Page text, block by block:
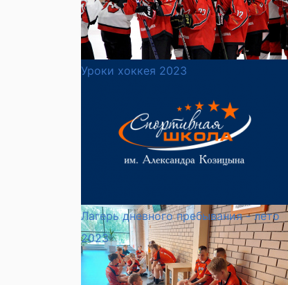
Уроки хоккея 2023
Лагерь дневного пребывания - лето
2023